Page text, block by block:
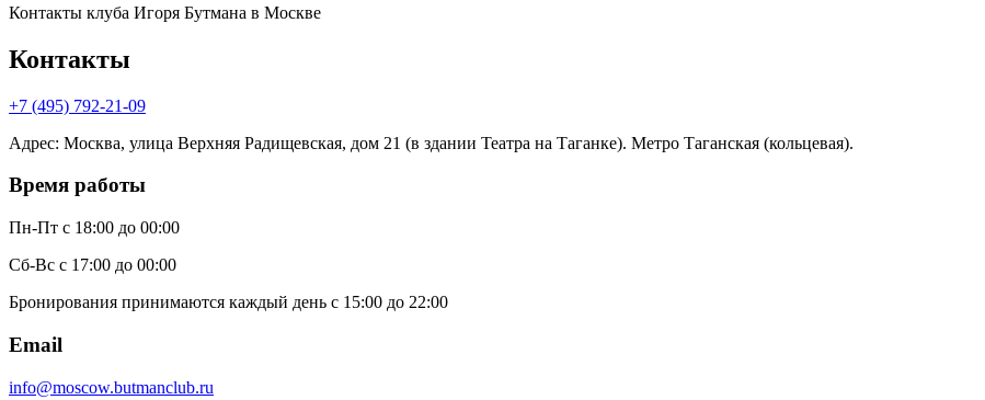
Контакты клуба Игоря Бутмана в Москве
Контакты
+7 (495) 792-21-09
Адрес: Москва, улица Верхняя Радищевская, дом 21 (в здании Театра на Таганке). Метро Таганская (кольцевая).
Время работы
Пн-Пт с 18:00 до 00:00
Сб-Вс с 17:00 до 00:00
Бронирования принимаются каждый день с 15:00 до 22:00
Email
info@moscow.butmanclub.ru